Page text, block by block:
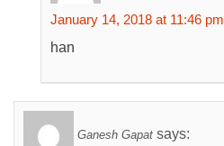
January 14, 2018 at 11:46 pm
han
Ganesh Gapat says: